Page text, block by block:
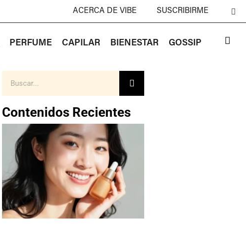
ACERCA DE VIBE SUSCRIBIRME
PERFUME CAPILAR BIENESTAR GOSSIP
Contenidos Recientes